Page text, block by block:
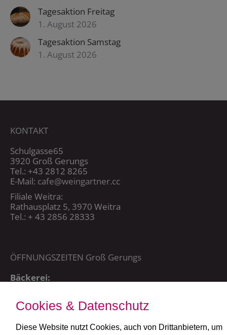
Tagesaktion Freitag
1. August 2026
Tagesaktion Samstag
1. August 2026
KONTAKT
Schulgasse65
3920 Groß Gerungs
Tel.: +43 2812 8265
E-Mail: cafe@weingartner.cc
Filiale Weitra:
Rathausplatz 5, 3970 Weitra
Tel.: + 43 2856 28333
ÖFFNUNGSZEITEN Groß Gerungs
Bäckerei:
Café:
täglich ab 7:30 Uhr
Cookies & Datenschutz
Diese Website nutzt Cookies, auch von Drittanbietern, um